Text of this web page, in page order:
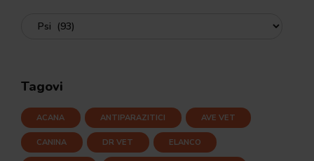
Tagovi
ACANA ANTIPARAZITICI AVE VET
CANINA DR VET ELANCO